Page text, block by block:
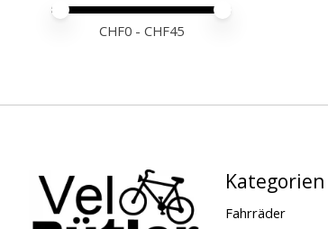
Preis – Mindestwert
Price maximum value
CHF0 - CHF45
Kategorien
Fahrräder